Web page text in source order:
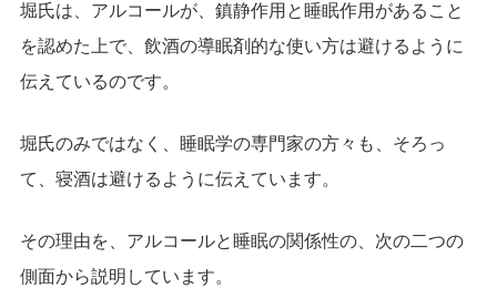
堀氏は、アルコールが、鎮静作用と睡眠作用があること
を認めた上で、飲酒の導眠剤的な使い方は避けるように
伝えているのです。
堀氏のみではなく、睡眠学の専門家の方々も、そろっ
て、寝酒は避けるように伝えています。
その理由を、アルコールと睡眠の関係性の、次の二つの
側面から説明しています。